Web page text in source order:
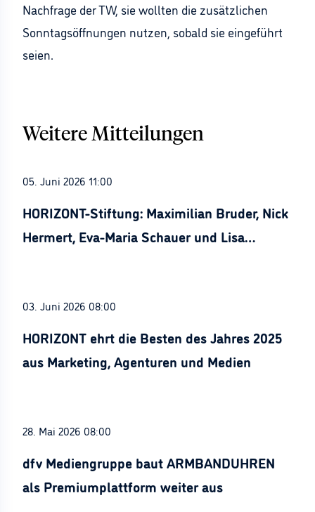
Nachfrage der TW, sie wollten die zusätzlichen
Sonntagsöffnungen nutzen, sobald sie eingeführt
seien.
Weitere Mitteilungen
05. Juni 2026 11:00
HORIZONT-Stiftung: Maximilian Bruder, Nick
Hermert, Eva-Maria Schauer und Lisa
03. Juni 2026 08:00
HORIZONT ehrt die Besten des Jahres 2025
aus Marketing, Agenturen und Medien
28. Mai 2026 08:00
dfv Mediengruppe baut ARMBANDUHREN
als Premiumplattform weiter aus